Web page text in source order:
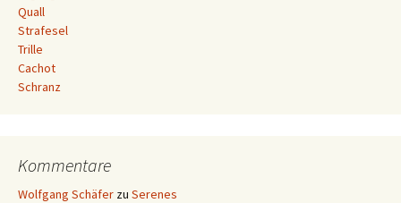
Quall
Strafesel
Trille
Cachot
Schranz
Kommentare
Wolfgang Schäfer zu Serenes